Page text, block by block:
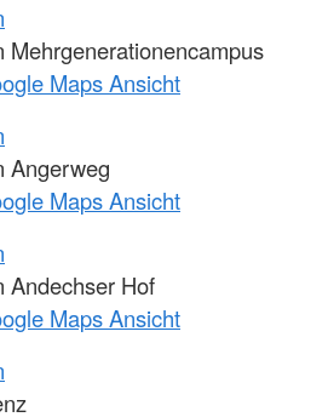
Mehrgenerationencampus
Maps Ansicht
Angerweg
Maps Ansicht
Andechser Hof
Maps Ansicht